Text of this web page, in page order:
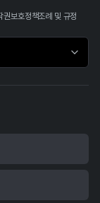
권보호정책조례 및 규정